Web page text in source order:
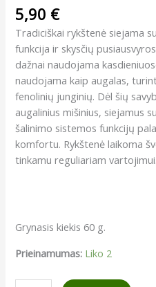
5,90 €
Tradiciškai rykštenė siejama
funkcija ir skysčių
dažnai naudojama
naudojama kaip augalas,
fenolinių junginių. Dėl šių
augalinius mišinius, siejamus
šalinimo sistemos funkcijų
komfortu. Rykštenė laikoma
tinkamu reguliariam vartojimui.
Grynasis kiekis 60 g.
Prieinamumas: Liko 2